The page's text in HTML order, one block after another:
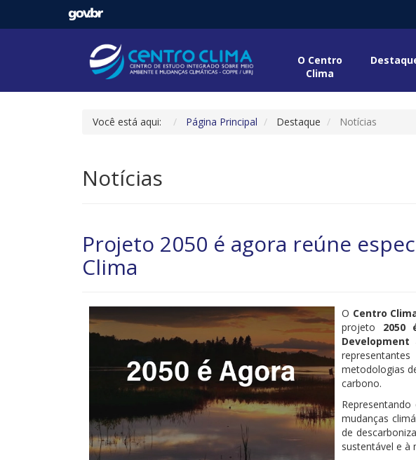
O Centro
Clima
Você está aqui: Página Principal Destaque Notícias
Notícias
Projeto 2050 é agora reúne
Clima
O Centro
projeto 2050
metodologias
carbono.
mudanças
de
sustentável e à